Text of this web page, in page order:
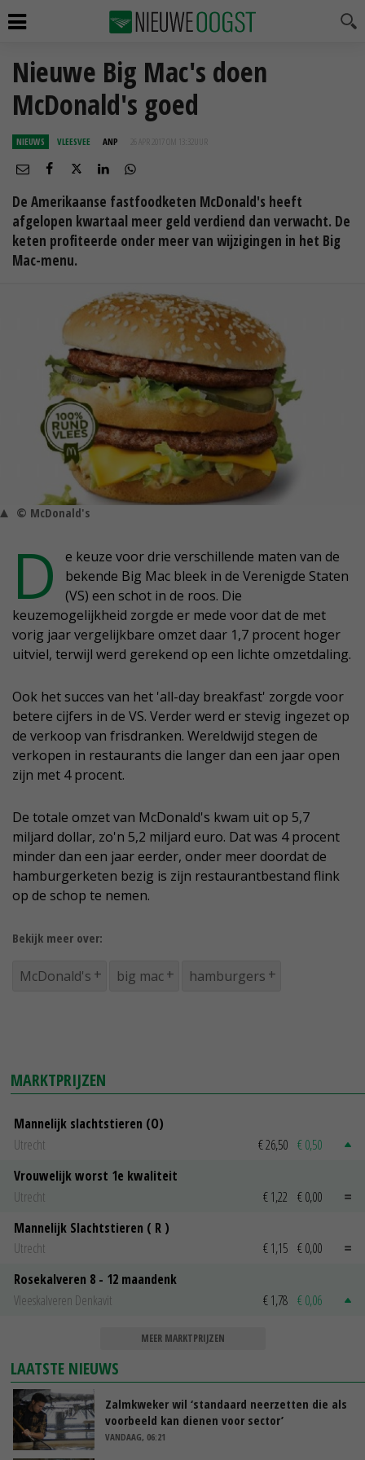
Nieuwe Big Mac's doen
McDonald's goed
NIEUWS VLEESVEE ANP 26 APR 2017 OM 13:32
De Amerikaanse fastfoodketen McDonald's heeft
afgelopen kwartaal meer geld verdiend dan verwacht. De
keten profiteerde onder meer van wijzigingen in het Big
Mac-menu.
© McDonald's
D
e keuze voor drie verschillende maten van de
bekende Big Mac bleek in de Verenigde Staten
(VS) een schot in de roos. Die
keuzemogelijkheid zorgde er mede voor dat de met
vorig jaar vergelijkbare omzet daar 1,7 procent hoger
uitviel, terwijl werd gerekend op een lichte omzetdaling.
Ook het succes van het 'all-day breakfast' zorgde voor
betere cijfers in de VS. Verder werd er stevig ingezet op
de verkoop van frisdranken. Wereldwijd stegen de
verkopen in restaurants die langer dan een jaar open
zijn met 4 procent.
De totale omzet van McDonald's kwam uit op 5,7
miljard dollar, zo'n 5,2 miljard euro. Dat was 4 procent
minder dan een jaar eerder, onder meer doordat de
hamburgerketen bezig is zijn restaurantbestand flink
op de schop te nemen.
Bekijk meer over:
McDonald's big mac hamburgers
MARKTPRIJZEN
Mannelijk slachtstieren (O)
Utrecht
€ 26,50 € 0,50
Vrouwelijk worst 1e kwaliteit
Utrecht
€ 1,22 € 0,00
Mannelijk Slachtstieren ( R )
Utrecht
€ 1,15 € 0,00
Rosekalveren 8 - 12 maandenk
Vleeskalveren Denkavit
€ 1,78 € 0,06
MEER MARKTPRIJZEN
LAATSTE NIEUWS
Zalmkweker wil ‘standaard neerzetten die als
voorbeeld kan dienen voor sector’
VANDAAG, 06:21